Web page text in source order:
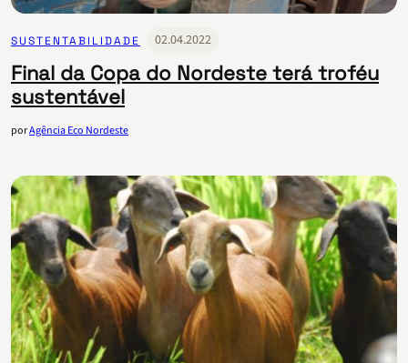
SUSTENTABILIDADE 02.04.2022
Final da Copa do Nordeste terá troféu
sustentável
porAgência Eco Nordeste